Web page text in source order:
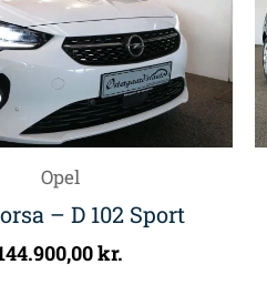
Opel
– D 102 Sport
kr.